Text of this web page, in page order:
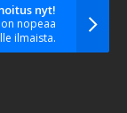
nyt!
nopeaa
ilmaista.